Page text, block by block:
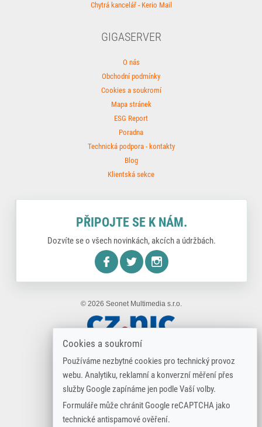
Cookies a soukromí
Používáme nezbytné cookies pro technický provoz
webu. Analytiku, reklamní a konverzní měření přes
služby Google zapínáme jen podle Vaší volby.
Formuláře může chránit Google reCAPTCHA jako
technické antispamové ověření.
Chytrá kancelář - Kerio Mail
GIGASERVER
O nás
Obchodní podmínky
Cookies a soukromí
Mapa stránek
ESG Report
Poradna
Technická podpora - kontakty
Blog
Klientská sekce
PŘIPOJTE SE K NÁM.
Dozvíte se o všech novinkách, akcích a údržbách.
© 2026 Seonet Multimedia s.r.o.